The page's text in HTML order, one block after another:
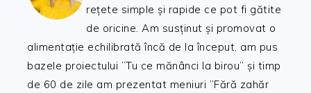
rețete simple și rapide ce pot fi gătite
de oricine. Am susținut și promovat o
alimentație echilibrată încă de la început, am pus
bazele proiectului ”Tu ce mănânci la birou” și timp
de 60 de zile am prezentat meniuri ”Fără zahăr